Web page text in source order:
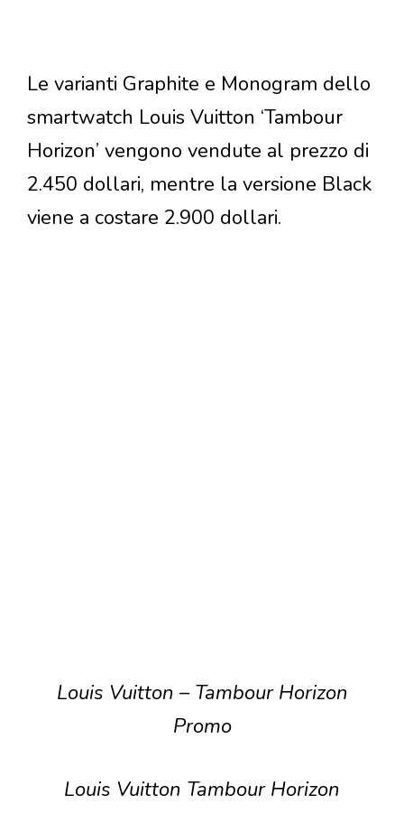
Le varianti Graphite e Monogram dello
smartwatch Louis Vuitton ‘Tambour
Horizon’ vengono vendute al prezzo di
2.450 dollari, mentre la versione Black
viene a costare 2.900 dollari.
Louis Vuitton – Tambour Horizon
Promo
Louis Vuitton Tambour Horizon